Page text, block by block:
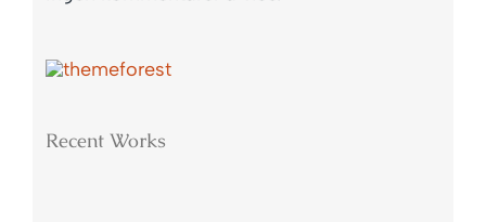
Recent Works